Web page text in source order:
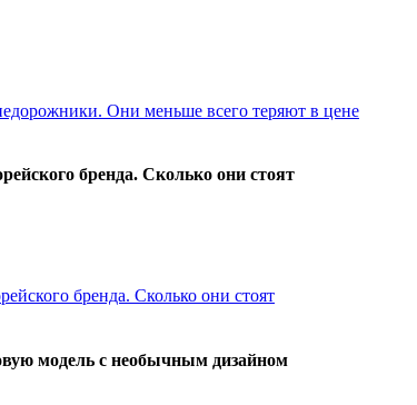
бренда. Сколько они стоят
модель с необычным дизайном